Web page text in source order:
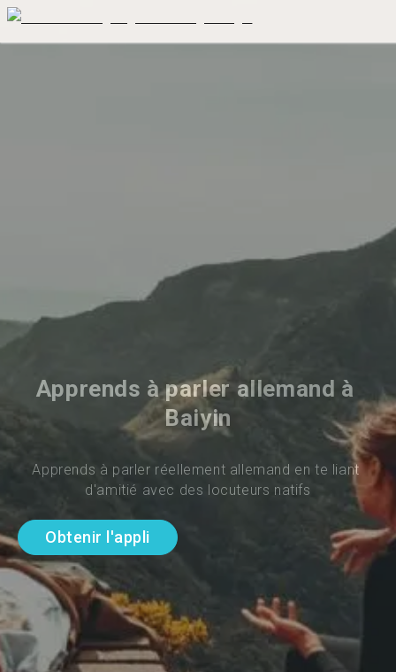
Apprends à parler allemand à
Baiyin
Apprends à parler réellement allemand en te liant
d'amitié avec des locuteurs natifs
Obtenir l'appli